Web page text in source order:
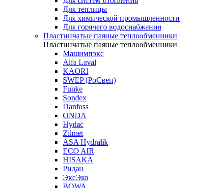
Для теплицы
Для химической промышленности
Для горячего водоснабжения
Пластинчатые паяные теплообменники
Пластинчатые паяные теплообменники
Машимпэкс
Alfa Laval
KAORI
SWEP (РоСвеп)
Funke
Sondex
Danfoss
ONDA
Hydac
Zilmet
ASA Hydralik
ECO AIR
HISAKA
Ридан
ЭксЭко
BOWA